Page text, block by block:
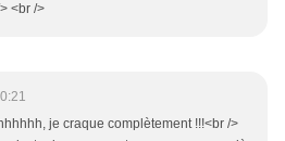
<br />
je craque complètement !!!<br />